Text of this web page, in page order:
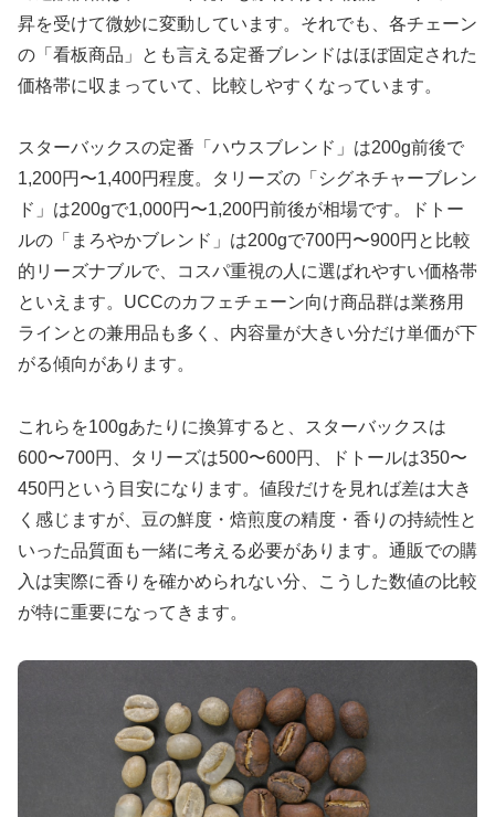
昇を受けて微妙に変動しています。それでも、各チェーン
の「看板商品」とも言える定番ブレンドはほぼ固定された
価格帯に収まっていて、比較しやすくなっています。
スターバックスの定番「ハウスブレンド」は200g前後で
1,200円〜1,400円程度。タリーズの「シグネチャーブレン
ド」は200gで1,000円〜1,200円前後が相場です。ドトー
ルの「まろやかブレンド」は200gで700円〜900円と比較
的リーズナブルで、コスパ重視の人に選ばれやすい価格帯
といえます。UCCのカフェチェーン向け商品群は業務用
ラインとの兼用品も多く、内容量が大きい分だけ単価が下
がる傾向があります。
これらを100gあたりに換算すると、スターバックスは
600〜700円、タリーズは500〜600円、ドトールは350〜
450円という目安になります。値段だけを見れば差は大き
く感じますが、豆の鮮度・焙煎度の精度・香りの持続性と
いった品質面も一緒に考える必要があります。通販での購
入は実際に香りを確かめられない分、こうした数値の比較
が特に重要になってきます。